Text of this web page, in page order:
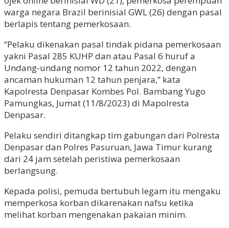
warga negara Brazil berinisial GWL (26) dengan pasal
berlapis tentang pemerkosaan.
“Pelaku dikenakan pasal tindak pidana pemerkosaan
yakni Pasal 285 KUHP dan atau Pasal 6 huruf a
Undang-undang nomor 12 tahun 2022, dengan
ancaman hukuman 12 tahun penjara,” kata
Kapolresta Denpasar Kombes Pol. Bambang Yugo
Pamungkas, Jumat (11/8/2023) di Mapolresta
Denpasar.
Pelaku sendiri ditangkap tim gabungan dari Polresta
Denpasar dan Polres Pasuruan, Jawa Timur kurang
dari 24 jam setelah peristiwa pemerkosaan
berlangsung.
Kepada polisi, pemuda bertubuh legam itu mengaku
memperkosa korban dikarenakan nafsu ketika
melihat korban mengenakan pakaian minim.